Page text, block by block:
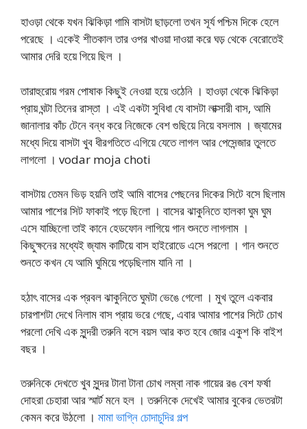
হাওড়া থেকে যখন ঝিকিড়া গামি বাসটা ছাড়লো তখন সূর্য পশ্চিম দিকে হেলে
পরেছে । একেই শীতকাল তার ওপর খাওয়া দাওয়া করে ঘড় থেকে বেরোতেই
আমার দেরি হয়ে গিয়ে ছিল ।
তারাহুরোয় গরম পোষাক কিছুই নেওয়া হয়ে ওঠেনি । হাওড়া থেকে ঝিকিড়া
প্রায় ঘন্টা তিনের রাস্তা । এই একটা সুবিধা যে বাসটা লাক্সারী বাস, আমি
জানালার কাঁচ টেনে বন্ধ করে নিজেকে বেশ গুছিয়ে নিয়ে বসলাম । জ্যামের
মধ্যে দিয়ে বাসটা খুব ধীরগতিতে এগিয়ে যেতে লাগল আর পেসেন্জার তুলতে
লাগলো । vodar moja choti
বাসটায় তেমন ভিড় হয়নি তাই আমি বাসের পেছনের দিকের সিটে বসে ছিলাম
আমার পাশের সিট ফাকাই পড়ে ছিলো । বাসের ঝাকুনিতে হালকা ঘুম ঘুম
এসে যাচ্ছিলো তাই কানে হেডফোন লাগিয়ে গান শুনতে লাগলাম ।
কিছুক্ষনের মধ্যেই জ্যাম কাটিয়ে বাস হাইরোডে এসে পরলো । গান শুনতে
শুনতে কখন যে আমি ঘুমিয়ে পড়েছিলাম যানি না ।
হঠাৎ বাসের এক প্রবল ঝাকুনিতে ঘুমটা ভেঙে গেলো । মুখ তুলে একবার
চারপাশটা দেখে নিলাম বাস প্রায় ভরে গেছে, এবার আমার পাশের সিটে চোখ
পরলো দেখি এক সুন্দরী তরুনি বসে বয়স আর কত হবে জোর একুশ কি বাইশ
বছর ।
তরুনিকে দেখতে খুব সুন্দর টানা টানা চোখ লম্বা নাক গায়ের রঙ বেশ ফর্ষা
দোহরা চেহারা আর স্মার্ট মনে হল । তরুনিকে দেখেই আমার বুকের ভেতরটা
কেমন করে উঠলো । মামা ভাগ্নি চোদাচুদির গল্প